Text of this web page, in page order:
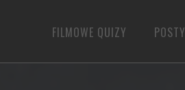
FILMOWE QUIZY POSTY